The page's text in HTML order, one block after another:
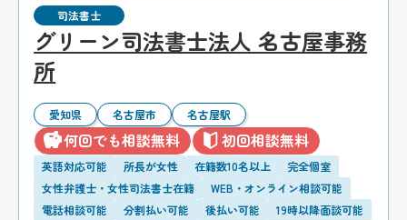
司法書士
グリーン司法書士法人 名古屋事務
所
愛知県 名古屋市 名古屋駅
何回でも相談無料 初回相談無料
英語対応可能 所長が女性 在籍数10名以上
完全個室
女性弁護士・女性司法書士在籍
WEB・オンライン相談可能
電話相談可能
分割払い可能 後払い可能
19時以降面談可能